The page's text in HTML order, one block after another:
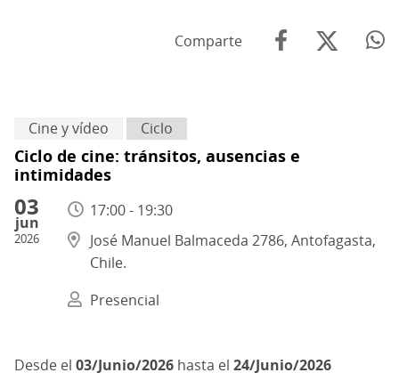
Comparte
Cine y vídeo Ciclo
Ciclo de cine: tránsitos, ausencias e
intimidades
03
jun
2026
17:00 - 19:30
José Manuel Balmaceda 2786, Antofagasta,
Chile.
Presencial
03/Junio/2026 hasta el 24/Junio/2026